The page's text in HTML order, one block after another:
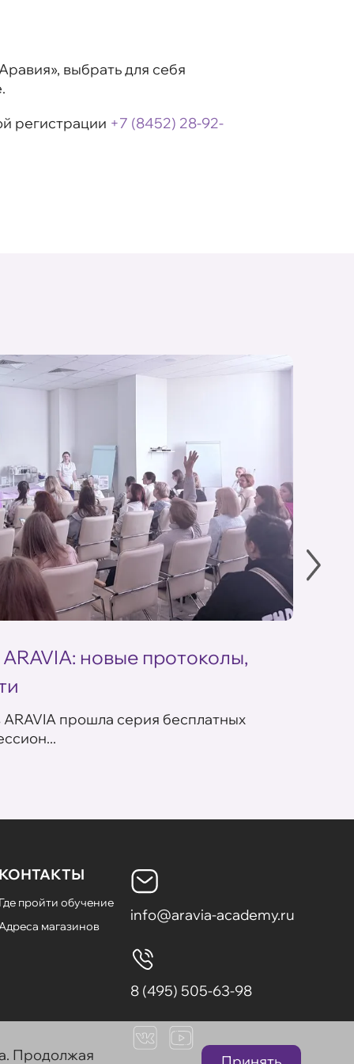
выбрать для себя
регистрации +7 (8452) 28-92-
новые протоколы,
прошла серия бесплатных
пройти обучение
магазинов
info@aravia-academy.ru
8 (495) 505-63-98
Продолжая